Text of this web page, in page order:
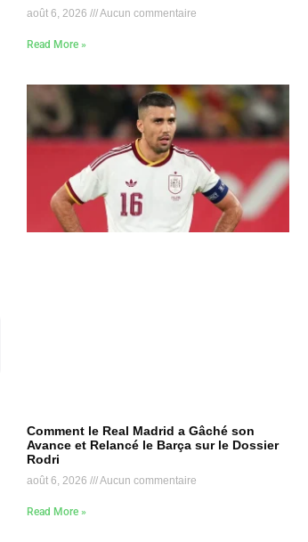
août 6, 2026 Aucun commentaire
Read More »
Comment le Real Madrid a Gâché son
Avance et Relancé le Barça sur le Dossier
Rodri
août 6, 2026 Aucun commentaire
Read More »